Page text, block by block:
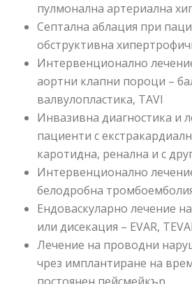
пулмонална артериална
Септална аблация при
обструктивна
Интервенционално
аортни клапни пороци –
валвулопластика, TAVI
Инвазивна диагностика и
пациенти с
каротидна, ренална и с
Интервенционално
белодробна
Ендоваскуларно лечение
или дисекация – EVAR,
Лечение на проводни
чрез имплантиране на